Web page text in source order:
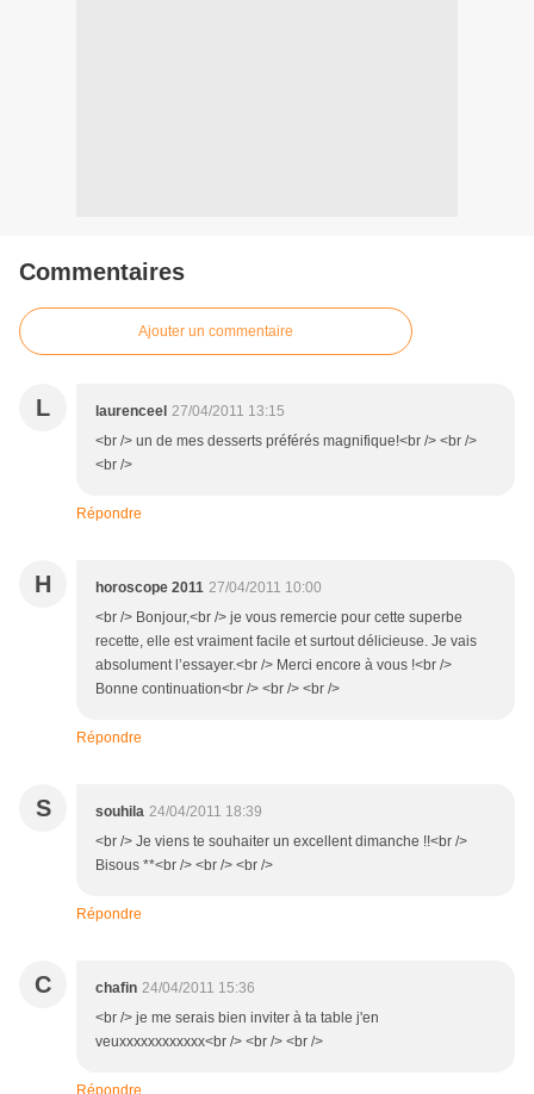
Commentaires
Ajouter un commentaire
L laurenceel 27/04/2011 13:15
<br /> un de mes desserts préférés magnifique!<br /> <br />
<br />
Répondre
H horoscope 2011 27/04/2011 10:00
<br /> Bonjour,<br /> je vous remercie pour cette superbe
recette, elle est vraiment facile et surtout délicieuse. Je vais
absolument l’essayer.<br /> Merci encore à vous !<br />
Bonne continuation<br /> <br /> <br />
Répondre
S souhila 24/04/2011 18:39
<br /> Je viens te souhaiter un excellent dimanche !!<br />
Bisous **<br /> <br /> <br />
Répondre
C chafin 24/04/2011 15:36
<br /> je me serais bien inviter à ta table j'en
veuxxxxxxxxxxxx<br /> <br /> <br />
Répondre